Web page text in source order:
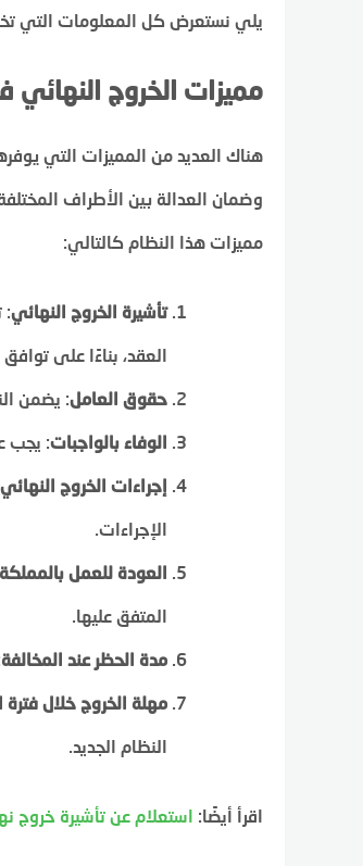
يلي نستعرض كل المعلومات التي
مميزات الخروج النهائي
هناك العديد من المميزات التي
وضمان العدالة بين الأطراف
مميزات هذا النظام كالتالي:
تأشيرة الخروج النهائي
العقد، بناءًا على
حقوق العامل: يضمن
الوفاء بالواجبات: يجب
إجراءات الخروج النهائي
الإجراءات.
العودة للعمل بالمملكة
المتفق عليها.
مدة الحظر عند المخالفة
مهلة الخروج خلال فترة
النظام الجديد.
اقرأ أيضًا: استعلام عن تأشيرة خروج